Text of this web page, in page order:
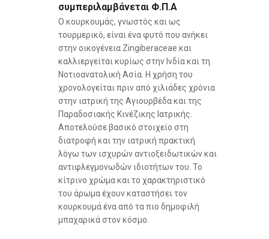
συμπεριλαμβάνεται Φ.Π.Α
Ο κουρκουμάς, γνωστός και ως
τουρμερικό, είναι ένα φυτό που ανήκει
στην οικογένεια Zingiberaceae και
καλλιεργείται κυρίως στην Ινδία και τη
Νοτιοανατολική Ασία. Η χρήση του
χρονολογείται πριν από χιλιάδες χρόνια
στην ιατρική της Αγιουρβέδα και της
Παραδοσιακής Κινέζικης Ιατρικής.
Αποτελούσε βασικό στοιχείο στη
διατροφή και την ιατρική πρακτική
λόγω των ισχυρών αντιοξειδωτικών και
αντιφλεγμονωδών ιδιοτήτων του. Το
κίτρινο χρώμα και το χαρακτηριστικό
του άρωμα έχουν καταστήσει τον
κουρκουμά ένα από τα πιο δημοφιλή
μπαχαρικά στον κόσμο.